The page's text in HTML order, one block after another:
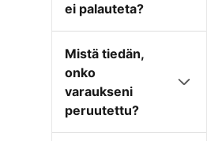
ei palauteta?
Mistä tiedän,
onko
varaukseni
peruutettu?